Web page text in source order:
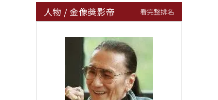
人物 /金像獎影帝 看完整排名